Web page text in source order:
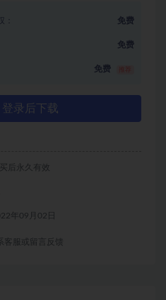
： 免费
免费
免费
登录后下载
买后永久有效
年09月02日
客服或留言反馈